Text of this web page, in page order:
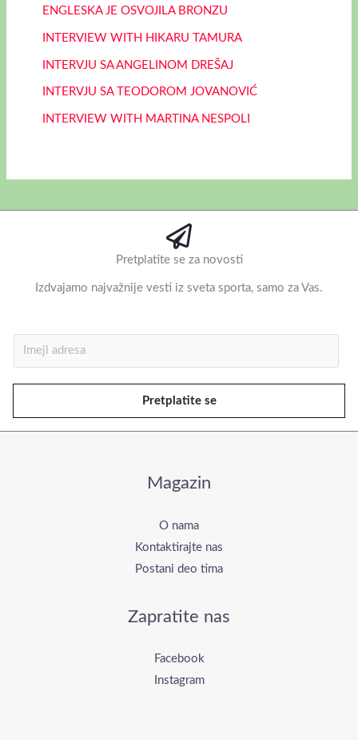
ENGLESKA JE OSVOJILA BRONZU
INTERVIEW WITH HIKARU TAMURA
INTERVJU SA ANGELINOM DREŠAJ
INTERVJU SA TEODOROM JOVANOVIĆ
INTERVIEW WITH MARTINA NESPOLI
Pretplatite se za novosti
Izdvajamo najvažnije vesti iz sveta sporta, samo za Vas.
m
e
l
Pretplatite se
Magazin
O nama
Kontaktirajte nas
Postani deo tima
Zapratite nas
Facebook
Instagram